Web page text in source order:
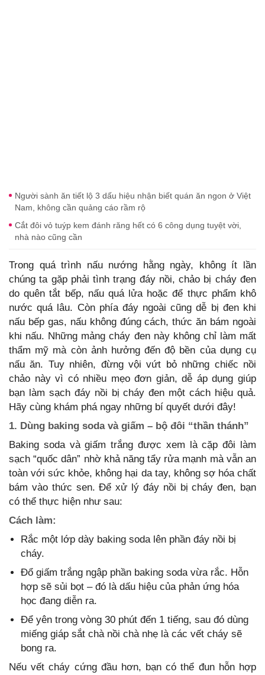
Người sành ăn tiết lộ 3 dấu hiệu nhận biết quán ăn ngon ở Việt
Nam, không cần quảng cáo rầm rộ
Cắt đôi vỏ tuýp kem đánh răng hết có 6 công dụng tuyệt vời,
nhà nào cũng cần
Trong quá trình nấu nướng hằng ngày, không ít lần
chúng ta gặp phải tình trạng đáy nồi, chảo bị cháy đen
do quên tắt bếp, nấu quá lửa hoặc để thực phẩm khô
nước quá lâu. Còn phía đáy ngoài cũng dễ bị đen khi
nấu bếp gas, nấu không đúng cách, thức ăn bám ngoài
khi nấu. Những mảng cháy đen này không chỉ làm mất
thẩm mỹ mà còn ảnh hưởng đến độ bền của dụng cụ
nấu ăn. Tuy nhiên, đừng vội vứt bỏ những chiếc nồi
chảo này vì có nhiều mẹo đơn giản, dễ áp dụng giúp
bạn làm sạch đáy nồi bị cháy đen một cách hiệu quả.
Hãy cùng khám phá ngay những bí quyết dưới đây!
1. Dùng baking soda và giấm – bộ đôi “thần thánh”
Baking soda và giấm trắng được xem là cặp đôi làm
sạch “quốc dân” nhờ khả năng tẩy rửa mạnh mà vẫn an
toàn với sức khỏe, không hại da tay, không sợ hóa chất
bám vào thức sen. Để xử lý đáy nồi bị cháy đen, bạn
có thể thực hiện như sau:
Cách làm:
Rắc một lớp dày baking soda lên phần đáy nồi bị
cháy.
Đổ giấm trắng ngập phần baking soda vừa rắc. Hỗn
hợp sẽ sủi bọt – đó là dấu hiệu của phản ứng hóa
học đang diễn ra.
Để yên trong vòng 30 phút đến 1 tiếng, sau đó dùng
miếng giáp sắt chà nồi chà nhẹ là các vết cháy sẽ
bong ra.
Nếu vết cháy cứng đầu hơn, bạn có thể đun hỗn hợp